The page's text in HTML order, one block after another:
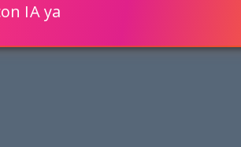
WEB UN 80% MÁS RÁPIDO!
IA ya